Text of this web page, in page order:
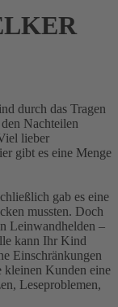
durch das Tragen
Nachteilen
lieber
gibt es eine Menge
gab es eine
mussten. Doch
Leinwandhelden –
kann Ihr Kind
Einschränkungen
kleinen Kunden eine
Leseproblemen,